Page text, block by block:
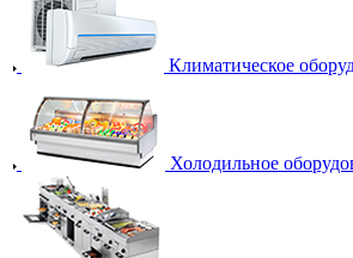
Климатическое
Холодильное